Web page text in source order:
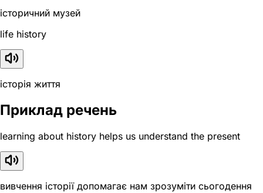
історичний музей
life history
історія життя
Приклад речень
learning about history helps us understand the present
вивчення історії допомагає нам зрозуміти сьогодення